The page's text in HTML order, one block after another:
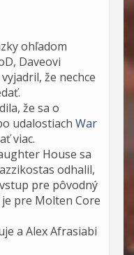
ohľadom
Daveovi
že nechce
že sa o
udalostiach War
viac.
House sa
odhalil,
pre pôvodný
pre Molten Core
a Alex Afrasiabi